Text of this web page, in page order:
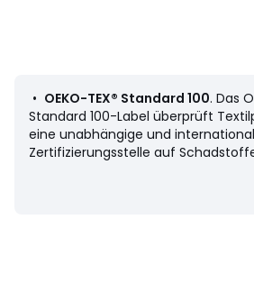
Farbe: Weiss, Nude, Schwarz
Größe 90C FR - 75C EU, 90D FR - 75D
90F FR - 75F EU, 95C FR - 80C EU, 95D
80E EU, 95F FR - 80F EU, 100C FR -
• OEKO-TEX® Standard 100. Das
Standard 100-Label überprüft
eine unabhängige und
Zertifizierungsstelle auf